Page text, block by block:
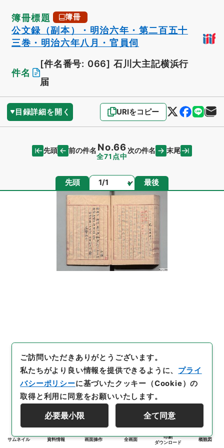
簿冊標題 簿冊
公文録（副本）・明治六年・第二百五十
三巻・明治六年八月・官員伺
件名
[件名番号: 066] 石川大主記横浜行
届
目録詳細を開く URIをコピー
先頭 前の件名 No.66
全71点中
次の件名 末尾
先頭 ページ 最後
サムネイル 資料情報 画面操作 全画面
印刷
ダウンロード
概観図
ご訪問いただきありがとうございます。
私たちがより良い情報を提供できるように、 プライ
バシーポリシーに基づいたクッキー（Cookie）の
取得と利用に同意をお願いいたします。
必要最小限 全て同意